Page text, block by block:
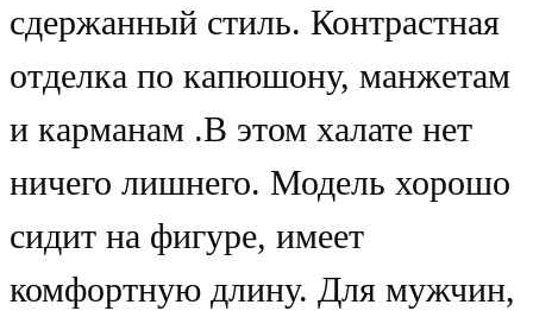
сдержанный стиль. Контрастная
отделка по капюшону, манжетам
и карманам .В этом халате нет
ничего лишнего. Модель хорошо
сидит на фигуре, имеет
комфортную длину. Для мужчин,